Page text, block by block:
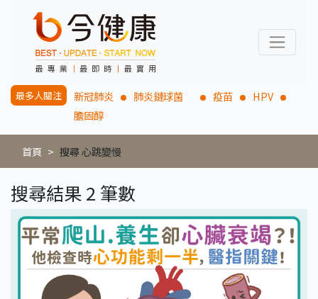
最多人關注 新冠肺炎 肺炎鏈球菌 疫苗
HPV
膽固醇
首頁 搜尋 心跳變慢
搜尋結果 2 筆數